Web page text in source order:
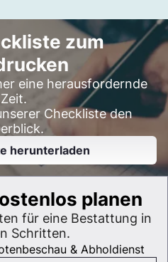
zum
eine herausfordernde
Zeit.
Checkliste den
herunterladen
planen
für eine Bestattung in
Schritten.
& Abholdienst